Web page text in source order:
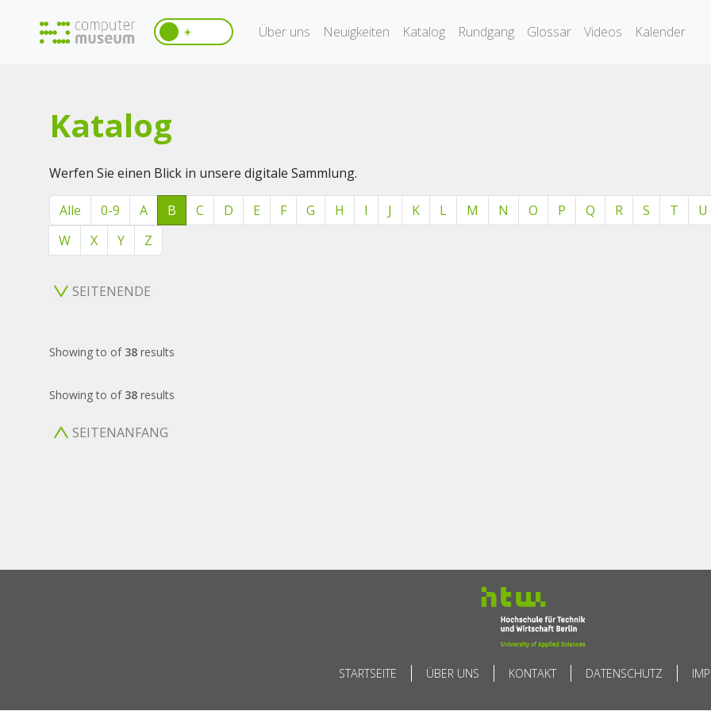
☀️ Über uns Neuigkeiten Katalog Rundgang Glossar Videos Kalender
Katalog
Werfen Sie einen Blick in unsere digitale Sammlung.
Alle 0-9 A B C D E F G H I J K L M N O P Q R S T U
W
X Y Z
SEITENENDE
Showingto of 38 results
Showingto of 38 results
SEITENANFANG
STARTSEITE ÜBER UNS KONTAKT DATENSCHUTZ